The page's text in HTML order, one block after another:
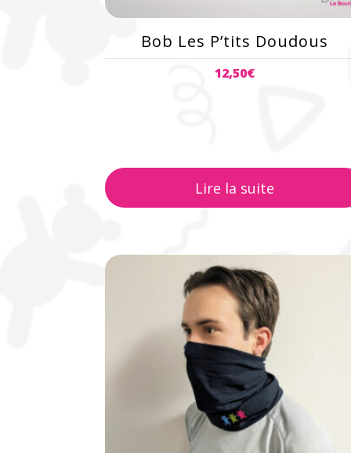
Bob Les P’tits Doudous
12,50€
Lire la suite